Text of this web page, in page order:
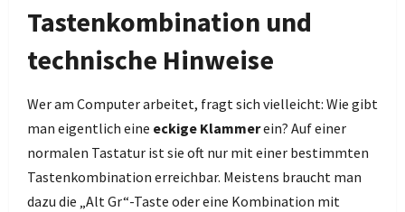
Tastenkombination und
technische Hinweise
Wer am Computer arbeitet, fragt sich vielleicht: Wie gibt
man eigentlich eine eckige Klammerein? Auf einer
normalen Tastatur ist sie oft nur mit einer bestimmten
Tastenkombination erreichbar. Meistens braucht man
dazu die „Alt Gr“-Taste oder eine Kombination mit